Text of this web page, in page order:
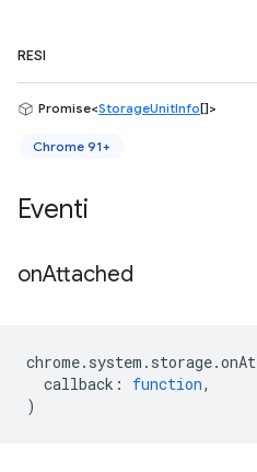
RESI
Promise<StorageUnitInfo[]>
Chrome 91+
Eventi
onAttached
chrome. system . storage.
callback : function,
)